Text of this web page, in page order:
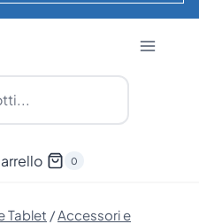
0
Tablet /Accessori e